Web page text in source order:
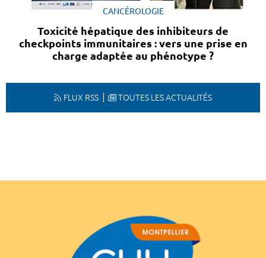
CANCÉROLOGIE
Toxicité hépatique des inhibiteurs de
checkpoints immunitaires : vers une prise en
charge adaptée au phénotype ?
FLUX RSS TOUTES LES ACTUALITÉS